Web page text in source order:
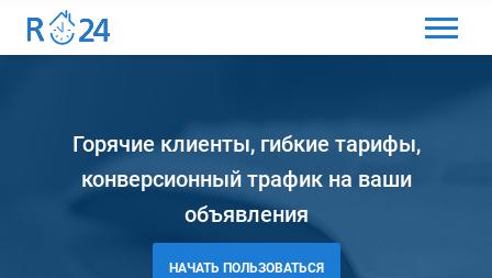
МЕНЮ
ВХОД И РЕГИСТРАЦИЯ
ИЗБРАННЫЕ ОБЪЯВЛЕНИЯ
КОММЕНТАРИИ К ОБЪЯВЛЕНИЯ
Горячие клиенты, гибкие тарифы,
конверсионный трафик на ваши
объявления
НАЧАТЬ ПОЛЬЗОВАТЬСЯ